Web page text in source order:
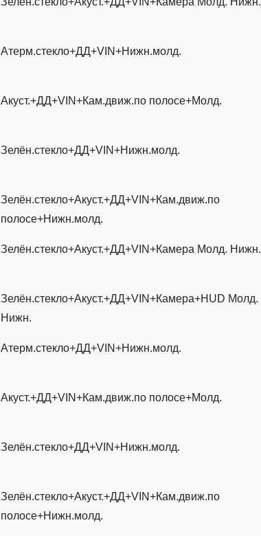
Атерм.стекло+ДД+VIN+Нижн.молд.
Акуст.+ДД+VIN+Кам.движ.по полосе+Молд.
Зелён.стекло+ДД+VIN+Нижн.молд.
Зелён.стекло+Акуст.+ДД+VIN+Кам.движ.по
полосе+Нижн.молд.
Зелён.стекло+Акуст.+ДД+VIN+Камера Молд. Нижн.
Зелён.стекло+Акуст.+ДД+VIN+Камера+HUD Молд.
Нижн.
Атерм.стекло+ДД+VIN+Нижн.молд.
Акуст.+ДД+VIN+Кам.движ.по полосе+Молд.
Зелён.стекло+ДД+VIN+Нижн.молд.
Зелён.стекло+Акуст.+ДД+VIN+Кам.движ.по
полосе+Нижн.молд.